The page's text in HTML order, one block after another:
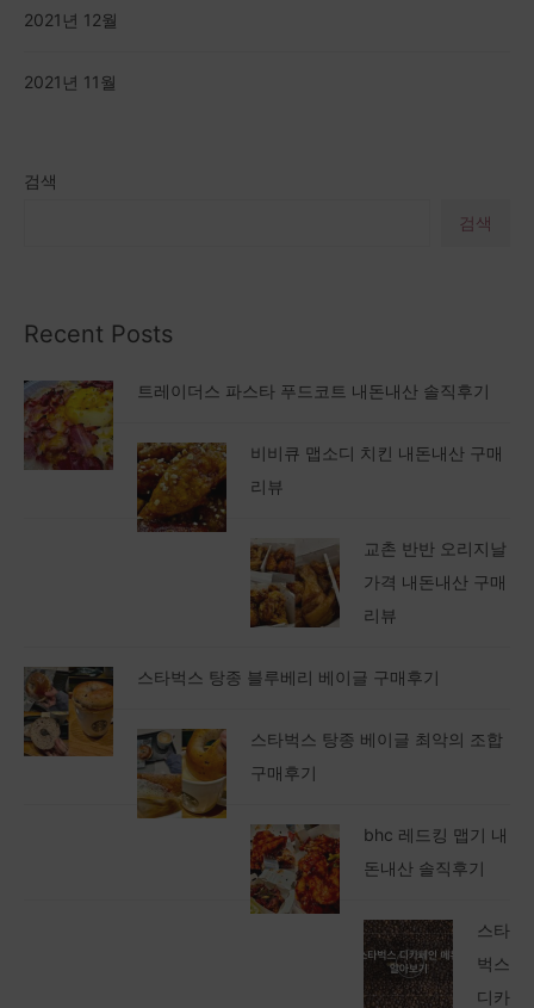
검색
검색
Recent Posts
트레이더스 파스타 푸드코트 내돈내산 솔직후기
비비큐 맵소디 치킨 내돈내산 구매
리뷰
교촌 반반 오리지날
가격 내돈내산 구매
리뷰
스타벅스 탕종 블루베리 베이글 구매후기
스타벅스 탕종 베이글 최악의 조합
구매후기
bhc 레드킹 맵기 내
돈내산 솔직후기
스타
벅스
디카
2021년 12월
2021년 11월